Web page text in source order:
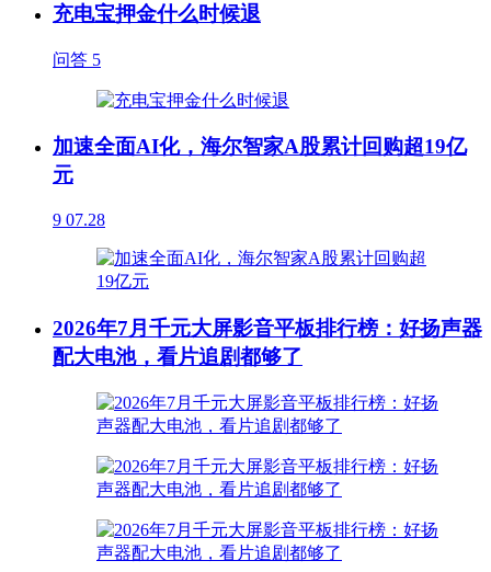
充电宝押金什么时候退
问答 5
加速全面AI化，海尔智家A股累计回购超19亿
元
9 07.28
2026年7月千元大屏影音平板排行榜：好扬声器
配大电池，看片追剧都够了